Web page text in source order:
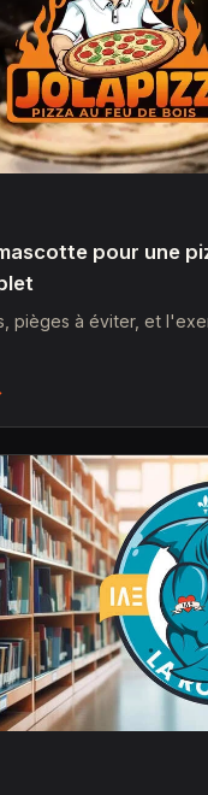
pour une
pièges à éviter, et